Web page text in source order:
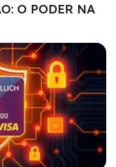
O PODER NA